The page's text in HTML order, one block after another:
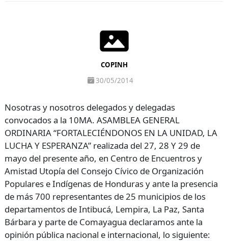
COPINH
30/05/2014
Nosotras y nosotros delegados y delegadas
convocados a la 10MA. ASAMBLEA GENERAL
ORDINARIA “FORTALECIÉNDONOS EN LA UNIDAD, LA
LUCHA Y ESPERANZA” realizada del 27, 28 Y 29 de
mayo del presente año, en Centro de Encuentros y
Amistad Utopía del Consejo Cívico de Organización
Populares e Indígenas de Honduras y ante la presencia
de más 700 representantes de 25 municipios de los
departamentos de Intibucá, Lempira, La Paz, Santa
Bárbara y parte de Comayagua declaramos ante la
opinión pública nacional e internacional, lo siguiente: